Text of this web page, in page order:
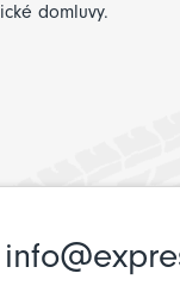
domluvy.